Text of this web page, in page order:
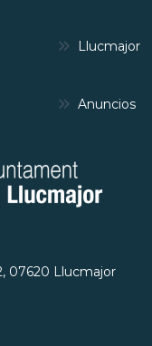
Llucmajor
Anuncios
07620 Llucmajor